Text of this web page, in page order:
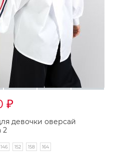
₽
девочки оверсай
2
146 152 158 164